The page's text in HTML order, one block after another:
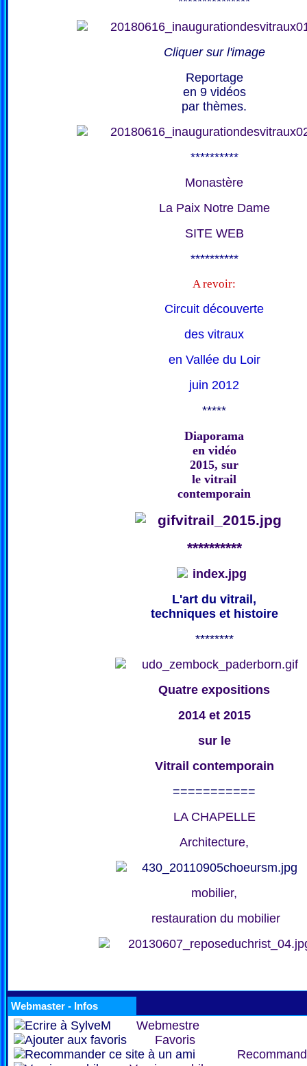
Cliquer sur l'image
Reportage
en 9 vidéos
par thèmes.
**********
Monastère
La Paix Notre Dame
SITE WEB
**********
A revoir:
Circuit découverte
des vitraux
en Vallée du Loir
juin 2012
*****
Diaporama
en vidéo
2015, sur
le vitrail
contemporain
**********
L'art du vitrail,
techniques et histoire
********
Quatre expositions
2014 et 2015
sur le
Vitrail contemporain
===========
LA CHAPELLE
Architecture,
mobilier,
restauration du mobilier
Webmaster - Infos
Webmestre
Favoris